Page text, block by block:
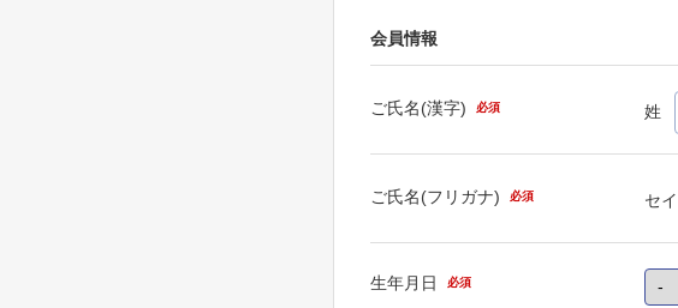
会員情報
ご氏名(漢字) 必須 姓
ご氏名(フリガナ) 必須 セイ
生年月日 必須